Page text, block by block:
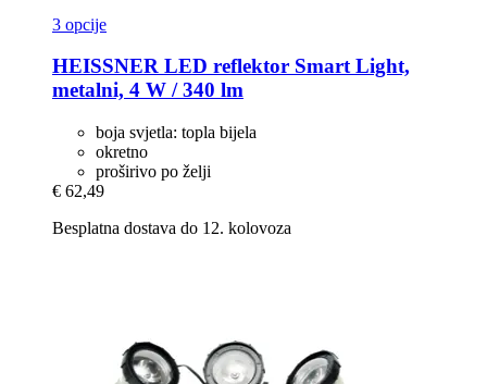
3 opcije
HEISSNER LED reflektor Smart Light,
metalni, 4 W / 340 lm
boja svjetla: topla bijela
okretno
proširivo po želji
€ 62,49
Besplatna dostava do 12. kolovoza